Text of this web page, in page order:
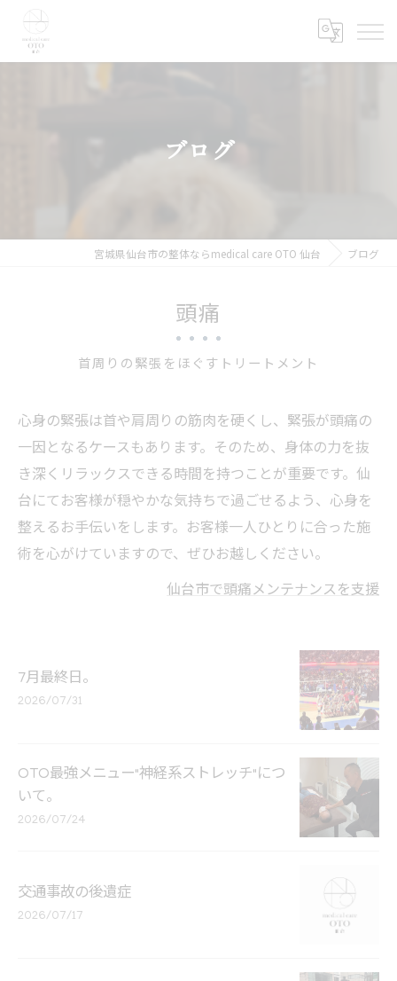
ブログ
宮城県仙台市の整体ならmedical care OTO 仙台 ブログ
頭痛
首周りの緊張をほぐすトリートメント
心身の緊張は首や肩周りの筋肉を硬くし、緊張が頭痛の
一因となるケースもあります。そのため、身体の力を抜
き深くリラックスできる時間を持つことが重要です。仙
台にてお客様が穏やかな気持ちで過ごせるよう、心身を
整えるお手伝いをします。お客様一人ひとりに合った施
術を心がけていますので、ぜひお越しください。
仙台市で頭痛メンテナンスを支援
7月最終日。
2026/07/31
OTO最強メニュー"神経系ストレッチ"につ
いて。
2026/07/24
交通事故の後遺症
2026/07/17